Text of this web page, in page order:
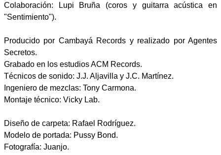
Colaboración: Lupi Bruña (coros y guitarra acústica en
"Sentimiento").
Producido por Cambayá Records y realizado por Agentes
Secretos.
Grabado en los estudios ACM Records.
Técnicos de sonido: J.J. Aljavilla y J.C. Martínez.
Ingeniero de mezclas: Tony Carmona.
Montaje técnico: Vicky Lab.
Diseño de carpeta: Rafael Rodríguez.
Modelo de portada: Pussy Bond.
Fotografía: Juanjo.